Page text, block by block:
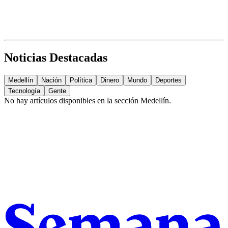
Noticias Destacadas
Medellín Nación Política Dinero Mundo
Deportes
Tecnología
Gente
No hay artículos disponibles en la sección Medellín.